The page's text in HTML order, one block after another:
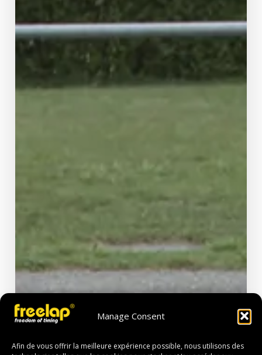
Manage Consent
Afin de vous offrir la meilleure expérience possible, nous utilisons des